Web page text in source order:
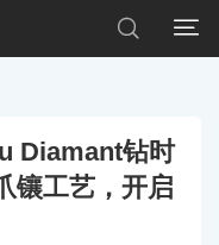


Diamant钻时
镶工艺，开启